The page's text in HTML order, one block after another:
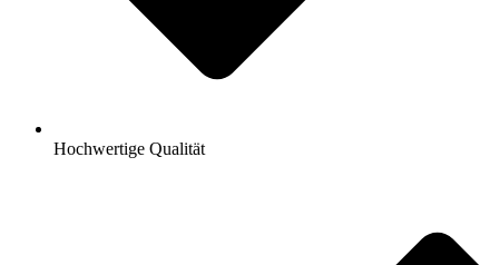
Hochwertige Qualität